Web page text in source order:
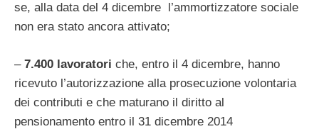
se, alla data del 4 dicembre l’ammortizzatore sociale
non era stato ancora attivato;
– 7.400 lavoratori che, entro il 4 dicembre, hanno
ricevuto l’autorizzazione alla prosecuzione volontaria
dei contributi e che maturano il diritto al
pensionamento entro il 31 dicembre 2014